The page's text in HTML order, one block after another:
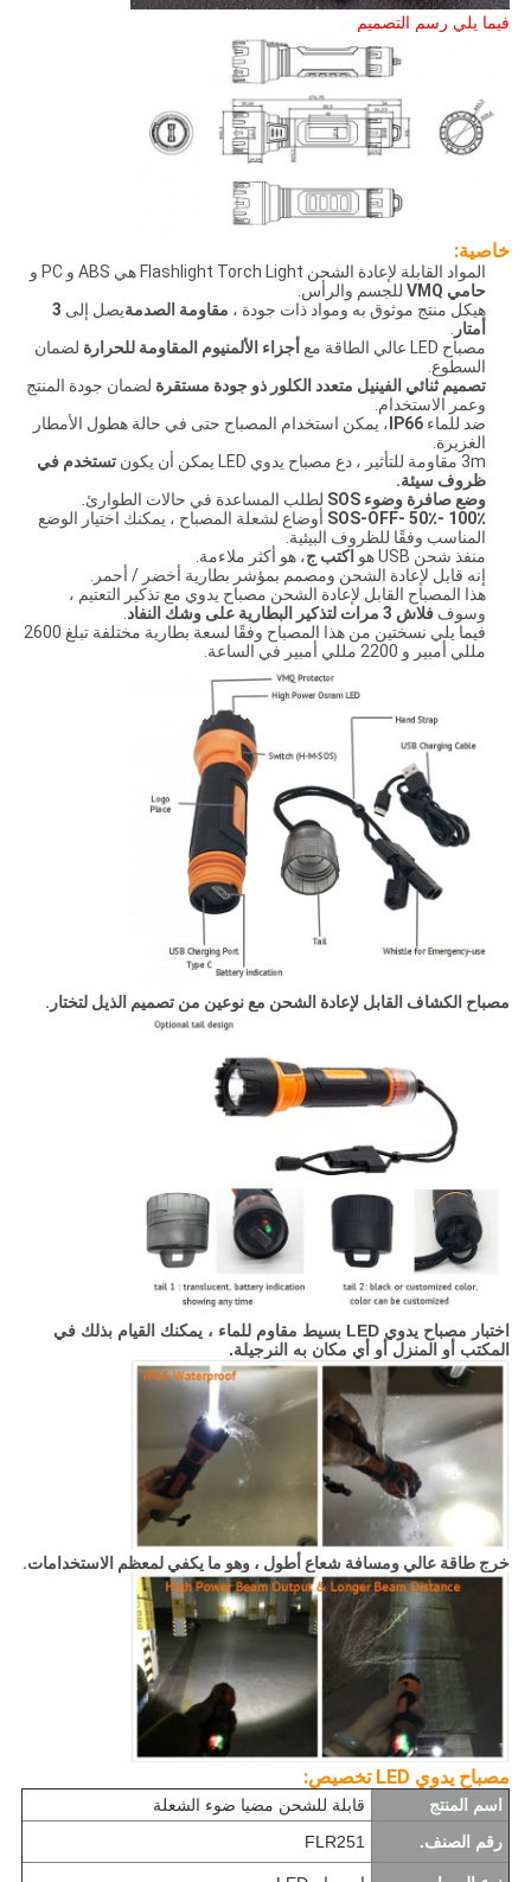
فيما يلي رسم التصميم
خاصية:
المواد القابلة لإعادة الشحن Flashlight Torch Light هي ABS و PC و
حامي VMQ
للجسم والرأس.
هيكل منتج موثوق به ومواد ذات جودة ، مقاومة الصدمةيصل إلى 3
أمتار
مصباح LED عالي الطاقة مع
أجزاء الألمنيوم المقاومة للحرارة لضمان
السطوع.
تصميم ثنائي الفينيل متعدد الكلور ذو جودة مستقرة لضمان جودة المنتج
وعمر الاستخدام.
ضد للماء
، يمكن استخدام المصباح حتى في حالة هطول الأمطار
الغزيرة.
3m مقاومة للتأثير ، دع مصباح يدوي LED يمكن أن يكون
تستخدم في
ظروف سيئة.
وضع صافرة وضوء SOS
لطلب المساعدة في حالات الطوارئ.
100٪ -50٪ -SOS-OFF
أوضاع لشعلة المصباح ، يمكنك اختيار الوضع
المناسب وفقًا للظروف البيئية.
منفذ شحن USB هو
اكتب ج، هو أكثر ملاءمة.
إنه قابل لإعادة الشحن ومصمم بمؤشر بطارية أخضر / أحمر.
هذا المصباح القابل لإعادة الشحن مصباح يدوي مع تذكير التعتيم ،
وسوف فلاش 3 مرات لتذكير البطارية على وشك النفاد
فيما يلي نسختين من هذا المصباح وفقًا لسعة بطارية مختلفة تبلغ 2600
مللي أمبير و 2200 مللي أمبير في الساعة.
مصباح الكشاف القابل لإعادة الشحن مع نوعين من تصميم الذيل لتختار.
اختبار مصباح يدوي LED بسيط مقاوم للماء ، يمكنك القيام بذلك في
المكتب أو المنزل أو أي مكان به النرجيلة.
خرج طاقة عالي ومسافة شعاع أطول ، وهو ما يكفي لمعظم الاستخدامات.
مصباح يدوي LED تخصيص:
اسم المنتج
قابلة للشحن مضيا ضوء الشعلة
رقم الصنف.
FLR251